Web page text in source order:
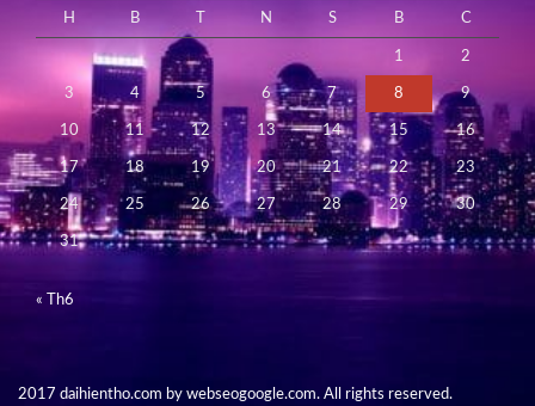
H B N S B C
1 2
3 4 5 6 7 8 9
10 11 12 13 14 15 16
17 18 19 20 21 22 23
24 25 26 27 28 29 30
31
« Th6
2017 daihientho.com by webseogoogle.com. All rights reserved.